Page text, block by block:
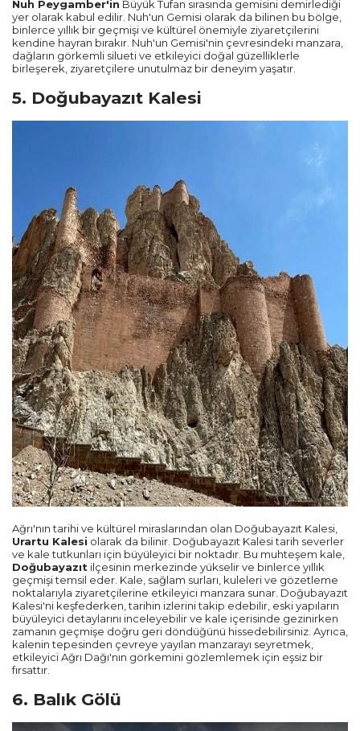
Nuh Peygamber'in Büyük Tufan sırasında gemisini demirlediği
yer olarak kabul edilir. Nuh'un Gemisi olarak da bilinen bu bölge,
binlerce yıllık bir geçmişi ve kültürel önemiyle ziyaretçilerini
kendine hayran bırakır. Nuh'un Gemisi'nin çevresindeki manzara,
dağların görkemli silueti ve etkileyici doğal güzelliklerle
birleşerek, ziyaretçilere unutulmaz bir deneyim yaşatır.
5. Doğubayazıt Kalesi
Ağrı'nın tarihi ve kültürel miraslarından olan Doğubayazıt Kalesi,
Urartu Kalesi olarak da bilinir. Doğubayazıt Kalesi tarih severler
ve kale tutkunları için büyüleyici bir noktadır. Bu muhteşem kale,
Doğubayazıt ilçesinin merkezinde yükselir ve binlerce yıllık
geçmişi temsil eder. Kale, sağlam surları, kuleleri ve gözetleme
noktalarıyla ziyaretçilerine etkileyici manzara sunar. Doğubayazıt
Kalesi'ni keşfederken, tarihin izlerini takip edebilir, eski yapıların
büyüleyici detaylarını inceleyebilir ve kale içerisinde gezinirken
zamanın geçmişe doğru geri döndüğünü hissedebilirsiniz. Ayrıca,
kalenin tepesinden çevreye yayılan manzarayı seyretmek,
etkileyici Ağrı Dağı'nın görkemini gözlemlemek için eşsiz bir
fırsattır.
6. Balık Gölü